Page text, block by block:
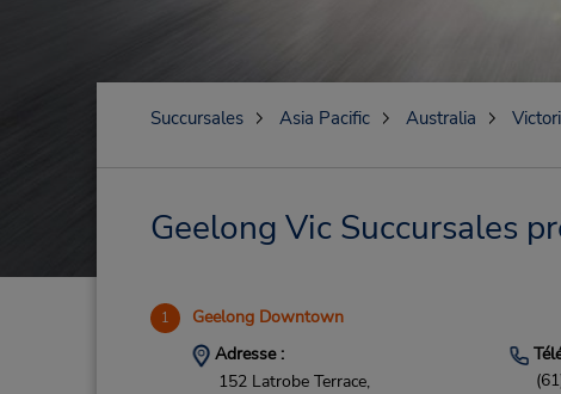
Succursales Asia Pacific Australia
Geelong Vic Succursales
1 Geelong Downtown
Adresse :
152 Latrobe Terrace,